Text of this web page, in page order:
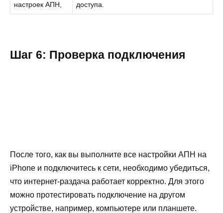
настроек АПН,
доступа.
Шаг 6: Проверка подключения
После того, как вы выполните все настройки АПН на
iPhone и подключитесь к сети, необходимо убедиться,
что интернет-раздача работает корректно. Для этого
можно протестировать подключение на другом
устройстве, например, компьютере или планшете.